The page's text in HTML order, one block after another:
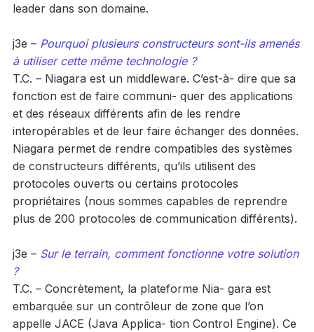
leader dans son domaine.
j3e – Pourquoi plusieurs constructeurs sont-ils amenés
à utiliser cette même technologie ?
T.C. – Niagara est un middleware. C’est-à- dire que sa
fonction est de faire communi- quer des applications
et des réseaux différents afin de les rendre
interopérables et de leur faire échanger des données.
Niagara permet de rendre compatibles des systèmes
de constructeurs différents, qu’ils utilisent des
protocoles ouverts ou certains protocoles
propriétaires (nous sommes capables de reprendre
plus de 200 protocoles de communication différents).
j3e – Sur le terrain, comment fonctionne votre solution
?
T.C. – Concrètement, la plateforme Nia- gara est
embarquée sur un contrôleur de zone que l’on
appelle JACE (Java Applica- tion Control Engine). Ce